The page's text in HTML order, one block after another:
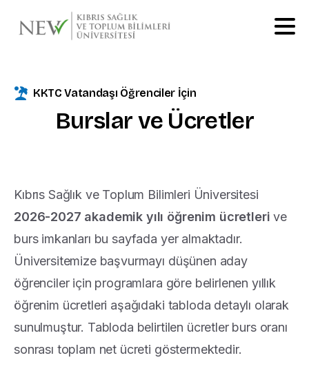
KKTC Vatandaşı Öğrenciler İçin
Burslar ve Ücretler
Kıbrıs Sağlık ve Toplum Bilimleri Üniversitesi
2026-2027 akademik yılı öğrenim ücretleri ve
burs imkanları bu sayfada yer almaktadır.
Üniversitemize başvurmayı düşünen aday
öğrenciler için programlara göre belirlenen yıllık
öğrenim ücretleri aşağıdaki tabloda detaylı olarak
sunulmuştur. Tabloda belirtilen ücretler burs oranı
sonrası toplam net ücreti göstermektedir.